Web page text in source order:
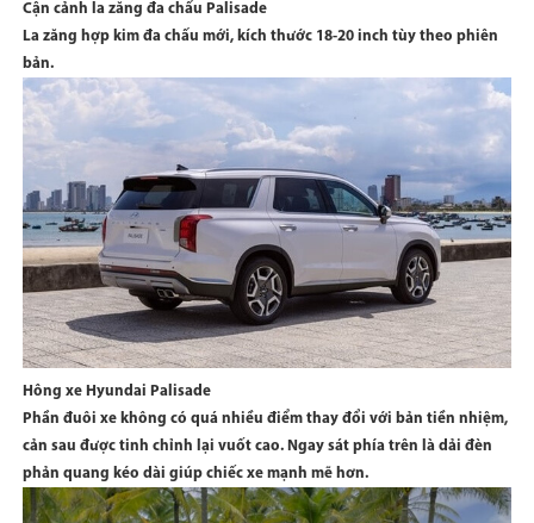
Cận cảnh la zăng đa chấu Palisade
La zăng hợp kim đa chấu mới, kích thước 18-20 inch tùy theo phiên
bản.
Hông xe Hyundai Palisade
Phần đuôi xe không có quá nhiều điểm thay đổi với bản tiền nhiệm,
cản sau được tinh chỉnh lại vuốt cao. Ngay sát phía trên là dải đèn
phản quang kéo dài giúp chiếc xe mạnh mẽ hơn.